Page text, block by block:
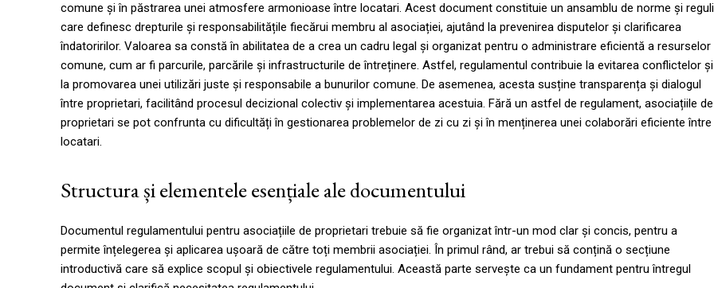
comune și în păstrarea unei atmosfere armonioase între locatari. Acest document constituie un ansamblu de norme și reguli
care definesc drepturile și responsabilitățile fiecărui membru al asociației, ajutând la prevenirea disputelor și clarificarea
îndatoririlor. Valoarea sa constă în abilitatea de a crea un cadru legal și organizat pentru o administrare eficientă a resurselor
comune, cum ar fi parcurile, parcările și infrastructurile de întreținere. Astfel, regulamentul contribuie la evitarea conflictelor și
la promovarea unei utilizări juste și responsabile a bunurilor comune. De asemenea, acesta susține transparența și dialogul
între proprietari, facilitând procesul decizional colectiv și implementarea acestuia. Fără un astfel de regulament, asociațiile de
proprietari se pot confrunta cu dificultăți în gestionarea problemelor de zi cu zi și în menținerea unei colaborări eficiente între
locatari.
Structura și elementele esențiale ale documentului
Documentul regulamentului pentru asociațiile de proprietari trebuie să fie organizat într-un mod clar și concis, pentru a
permite înțelegerea și aplicarea ușoară de către toți membrii asociației. În primul rând, ar trebui să conțină o secțiune
introductivă care să explice scopul și obiectivele regulamentului. Această parte servește ca un fundament pentru întregul